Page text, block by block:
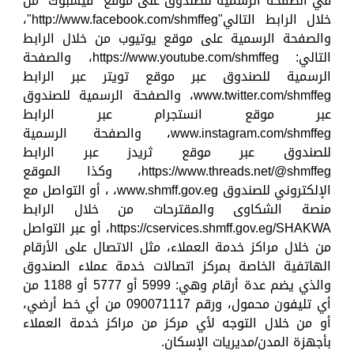
خلال الرابط التالي"http://www.facebook.com/shmffeg"،
والصفحة الرسمية على موقع يوتيوب من خلال الرابط
التالي: https://www.youtube.com/shmffeg، والصفحة
الرسمية للصندوق عبر موقع تويتر عبر الرابط
www.twitter.com/shmffeg، والصفحة الرسمية للصندوق
عبر موقع انستجرام عبر الرابط
www.instagram.com/shmffeg، والصفحة الرسمية
للصندوق عبر موقع ثريدز عبر الرابط
https://www.threads.net/@shmffeg، وكذا الموقع
الإلكتروني للصندوق www.shmff.gov.eg، ، أو التواصل مع
منصة الشكاوى والمقترحات من خلال الرابط
https://cservices.shmff.gov.eg/SHAKWA، أو عبر التواصل
من خلال مراكز خدمة العملاء، مثل الاتصال على الأرقام
الهاتفية الخاصة بمركز اتصالات خدمة عملاء الصندوق
والذي يضم عدة أرقام وهي: 5999 أو 5777 أو 1188 من
أي تليفون محمول، ورقم 090071117 من أي خط أرضي،
أو من خلال التوجه لأي مركز من مراكز خدمة العملاء
بأجهزة المدن/مديريات الإسكان.